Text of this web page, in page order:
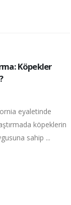
Köpekler
eyaletinde
köpeklerin
sahip ...